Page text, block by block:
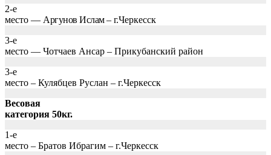
2-е
место — Аргунов Ислам – г.Черкесск
3-е
место — Чотчаев Ансар – Прикубанский район
3-е
место – Кулябцев Руслан – г.Черкесск
Весовая
категория 50кг.
1-е
место – Братов Ибрагим – г.Черкесск